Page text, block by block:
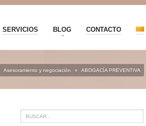
SERVICIOS BLOG CONTACTO
Asesoramiento y negociación » ABOGACÍA PREVENTIVA